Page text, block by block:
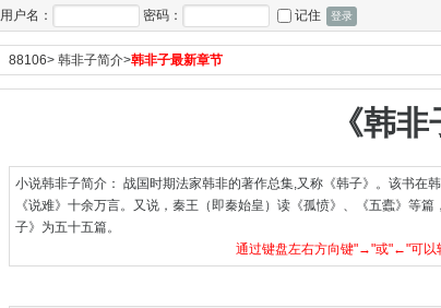
用户名： 密码： 记住
88106> 韩非子简介>韩非子最新章节
《韩非
小说韩非子简介： 战国时期法家韩非的著作总集,又称《韩子》。该书在
《说难》十余万言。又说，秦王（即秦始皇）读《孤愤》、《五蠹》等
子》为五十五篇。
通过键盘左右方向键"→"或"←"可以